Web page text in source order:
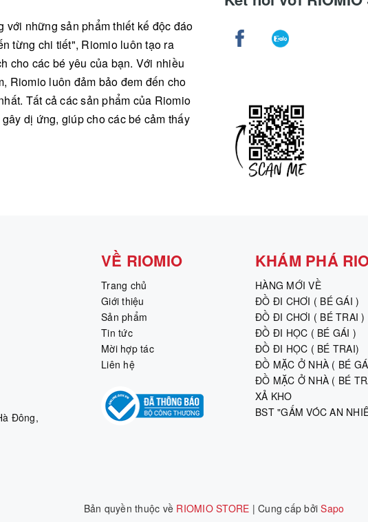
với những sản phẩm thiết kế độc đáo
từng chi tiết", Riomio luôn tạo ra
cho các bé yêu của bạn. Với nhiều
Riomio luôn đảm bảo đem đến cho
Tất cả các sản phẩm của Riomio
dị ứng, giúp cho các bé cảm thấy
Đông,
VỀ RIOMIO
Trang chủ
Giới thiệu
Sản phẩm
Tin tức
Mời hợp tác
Liên hệ
KHÁM PHÁ
HÀNG MỚI VỀ
ĐỒ ĐI CHƠI ( BÉ GÁI )
ĐỒ ĐI CHƠI ( BÉ TRAI )
ĐỒ ĐI HỌC ( BÉ GÁI )
ĐỒ ĐI HỌC ( BÉ TRAI)
ĐỒ MẶC Ở NHÀ ( BÉ
ĐỒ MẶC Ở NHÀ ( BÉ
XẢ KHO
BST "GẤM VÓC AN
Bản quyền thuộc về RIOMIO STORE |Cung cấp bởiSapo